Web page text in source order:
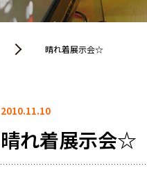
晴れ着展示会☆
2010.11.10
晴れ着展示会☆